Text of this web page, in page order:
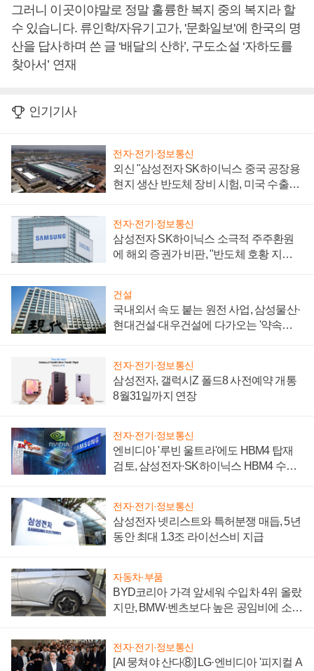
그러니 이곳이야말로 정말 훌륭한 복지 중의 복지라 할
수 있습니다. 류인학/자유기고가, '문화일보'에 한국의 명
산을 답사하며 쓴 글 ‘배달의 산하’, 구도소설 ‘자하도를
찾아서’ 연재
인기기사
전자·전기·정보통신
외신 "삼성전자 SK하이닉스 중국 공장용
현지 생산 반도체 장비 시험, 미국 수출통
전자·전기·정보통신
삼성전자 SK하이닉스 소극적 주주환원
에 해외 증권가 비판, "반도체 호황 지속
건설
국내외서 속도 붙는 원전 사업, 삼성물산·
현대건설·대우건설에 다가오는 '약속의
전자·전기·정보통신
삼성전자, 갤럭시Z 폴드8 사전예약 개통
8월31일까지 연장
전자·전기·정보통신
엔비디아 '루빈 울트라'에도 HBM4 탑재
검토, 삼성전자·SK하이닉스 HBM4 수율
전자·전기·정보통신
삼성전자 넷리스트와 특허분쟁 매듭, 5년
동안 최대 1.3조 라이선스비 지급
자동차·부품
BYD코리아 가격 앞세워 수입차 4위 올랐
지만, BMW·벤츠보다 높은 공임비에 소비
전자·전기·정보통신
[AI 뭉쳐야 산다⑧] LG·엔비디아 '피지컬 A